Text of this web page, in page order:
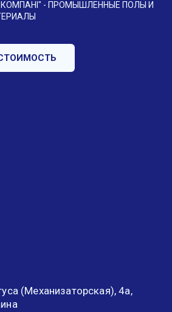
КОМПАНІ" - ПРОМЫШЛЕННЫЕ ПОЛЫ И
(Механизаторская), 4а,